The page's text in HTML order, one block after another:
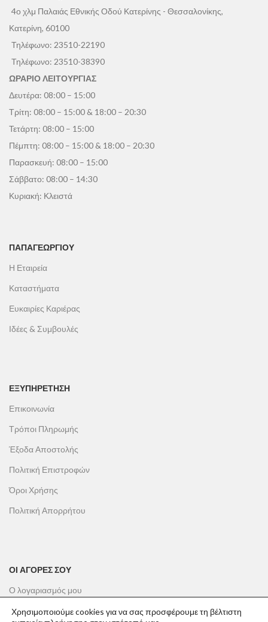
4ο χλμ Παλαιάς Εθνικής Οδού Κατερίνης - Θεσσαλονίκης,
Κατερίνη, 60100
Τηλέφωνο: 23510-22190
Τηλέφωνο: 23510-38390
ΩΡΑΡΙΟ ΛΕΙΤΟΥΡΓΙΑΣ
Δευτέρα: 08:00 – 15:00
Τρίτη: 08:00 – 15:00 & 18:00 – 20:30
Τετάρτη: 08:00 – 15:00
Πέμπτη: 08:00 – 15:00 & 18:00 – 20:30
Παρασκευή: 08:00 – 15:00
Σάββατο: 08:00 – 14:30
Κυριακή: Κλειστά
ΠΑΠΑΓΕΩΡΓΊΟΥ
Η Εταιρεία
Καταστήματα
Ευκαιρίες Καριέρας
Ιδέες & Συμβουλές
ΕΞΥΠΗΡΕΤΗΣΗ
Επικοινωνία
Τρόποι Πληρωμής
Έξοδα Αποστολής
Πολιτική Επιστροφών
Όροι Χρήσης
Πολιτική Απορρήτου
ΟΙ ΑΓΟΡΕΣ ΣΟΥ
Ο λογαριασμός μου
Το καλάθι σου
Χρησιμοποιούμε cookies για να σας προσφέρουμε τη βέλτιστη